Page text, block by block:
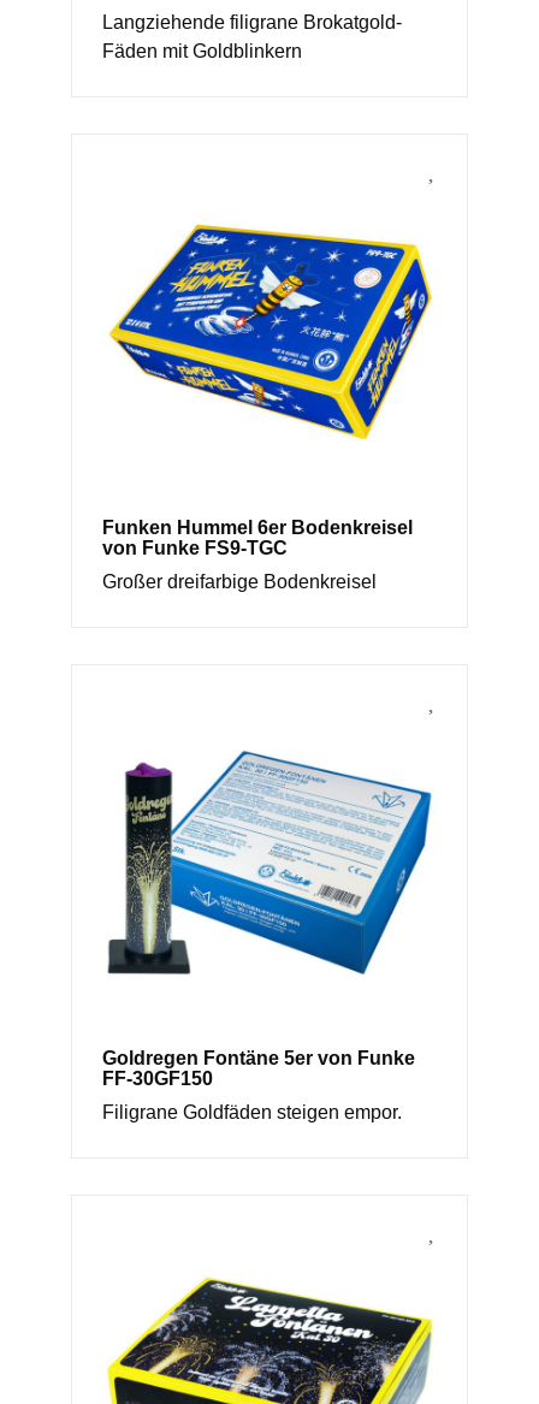
Langziehende filigrane Brokatgold-
Fäden mit Goldblinkern
Funken Hummel 6er Bodenkreisel
von Funke FS9-TGC
Großer dreifarbige Bodenkreisel
Goldregen Fontäne 5er von Funke
FF-30GF150
Filigrane Goldfäden steigen empor.